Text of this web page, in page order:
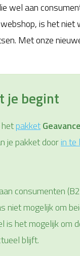
wel aan
is het niet
Met onze
je begint
pakket
je pakket doorin te
consumenten
niet mogelijk om
is het mogelijk om
blijft.